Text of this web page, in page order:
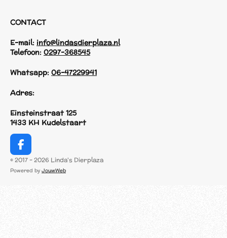
CONTACT
E-mail: info@lindasdierplaza.nl
Telefoon: 0297-368545
Whatsapp: 06-47229941
Adres:
Einsteinstraat 125
1433 KH Kudelstaart
F
a
c
© 2017 - 2026 Linda's Dierplaza
Powered by JouwWeb